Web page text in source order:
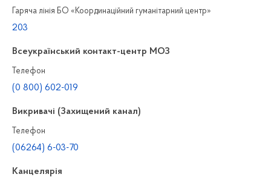
Гаряча лінія БО «Координаційний гуманітарний центр»
203
Всеукраїнський контакт-центр МОЗ
Телефон
(0 800) 602-019
Викривачі (Захищений канал)
Телефон
(06264) 6-03-70
Канцелярiя